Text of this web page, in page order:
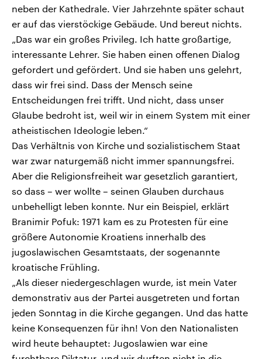
neben der Kathedrale. Vier Jahrzehnte später schaut
er auf das vierstöckige Gebäude. Und bereut nichts.
„Das war ein großes Privileg. Ich hatte großartige,
interessante Lehrer. Sie haben einen offenen Dialog
gefordert und gefördert. Und sie haben uns gelehrt,
dass wir frei sind. Dass der Mensch seine
Entscheidungen frei trifft. Und nicht, dass unser
Glaube bedroht ist, weil wir in einem System mit einer
atheistischen Ideologie leben.“
Das Verhältnis von Kirche und sozialistischem Staat
war zwar naturgemäß nicht immer spannungsfrei.
Aber die Religionsfreiheit war gesetzlich garantiert,
so dass – wer wollte – seinen Glauben durchaus
unbehelligt leben konnte. Nur ein Beispiel, erklärt
Branimir Pofuk: 1971 kam es zu Protesten für eine
größere Autonomie Kroatiens innerhalb des
jugoslawischen Gesamtstaats, der sogenannte
kroatische Frühling.
„Als dieser niedergeschlagen wurde, ist mein Vater
demonstrativ aus der Partei ausgetreten und fortan
jeden Sonntag in die Kirche gegangen. Und das hatte
keine Konsequenzen für ihn! Von den Nationalisten
wird heute behauptet: Jugoslawien war eine